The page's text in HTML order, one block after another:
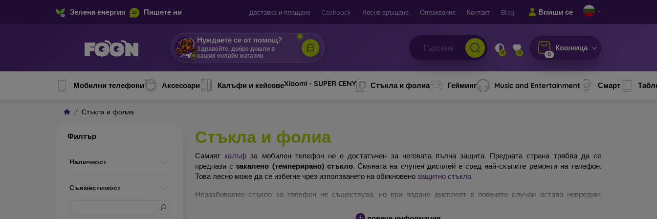
Зелена енергия Пишете ни Доставка и плащане Cashback Лесно връщане Оплаквания Контакт Blog Впиши се
Нуждаете се от помощ?
Здравейте, добре дошли в
нашия онлайн магазин.
0 0 0
Кошница
Мобилни телефони Аксесоари Калъфи и кейсовеXiaomi - SUPER CENY Стъкла и фолиа Гейминг Music and Entertainment Смарт
Стъкла и фолиа
Филтър
Наличност
Съвместимост
Стъкла и фолиа
Самият калъф за мобилен телефон не е достатъчен за неговата пълна защита. Предната страна трябва да се
предпази сзакалено (темперирано) стъкло. Смяната на счупен дисплей е сред най-скъпите ремонти на телефон.
Това лесно може да се избегне чрез използването на обикновено защитно стъкло.
Неразбиваемо стъкло за телефон не съществува, но при падане дисплеят в повечето случаи остава невредим.
по-добра ще бъде защитата му. На пазара съществуват няколко вида защитни стъкла за мобилни телефони. На какво